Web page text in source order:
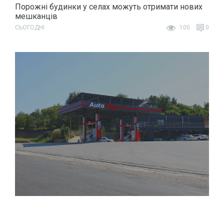
Порожні будинки у селах можуть отримати нових
мешканців
СЬОГОДНІ 100 0